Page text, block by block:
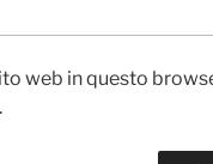
web in questo